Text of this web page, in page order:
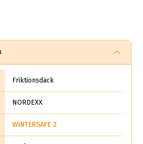
Friktionsdäck
NORDEXX
WINTERSAFE 2